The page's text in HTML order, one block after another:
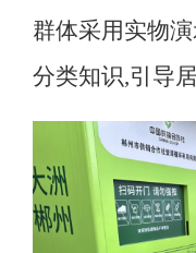
群体采用实物
分类知识,引导